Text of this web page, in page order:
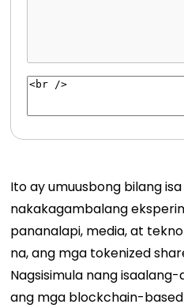
Ito ay umuusbong bilang
nakakagambalang
pananalapi, media, at
na, ang mga tokenized
Nagsisimula nang
ang mga blockchain-